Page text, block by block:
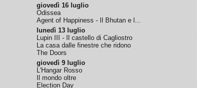
giovedì 16 luglio
Odissea
Agent of Happiness - Il Bhutan e l...
lunedì 13 luglio
Lupin III - Il castello di Cagliostro
La casa dalle finestre che ridono
The Doors
giovedì 9 luglio
L'Hangar Rosso
Il mondo oltre
Election Day